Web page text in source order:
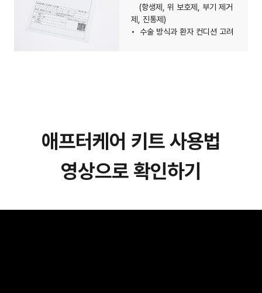
(항생제, 위 보호제, 부기 제거
제, 진통제)
수술 방식과 환자 컨디션 고려
애프터케어 키트 사용법
영상으로 확인하기